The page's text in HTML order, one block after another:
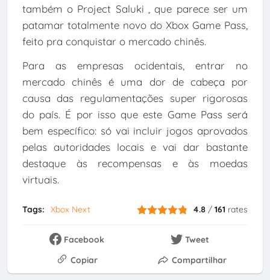
também o Project Saluki , que parece ser um
patamar totalmente novo do Xbox Game Pass,
feito pra conquistar o mercado chinês.
Para as empresas ocidentais, entrar no
mercado chinês é uma dor de cabeça por
causa das regulamentações super rigorosas
do país. É por isso que este Game Pass será
bem específico: só vai incluir jogos aprovados
pelas autoridades locais e vai dar bastante
destaque às recompensas e às moedas
virtuais.
Tags: Xbox Next 4.8 /161 rates
Facebook
Tweet
Copiar
Compartilhar